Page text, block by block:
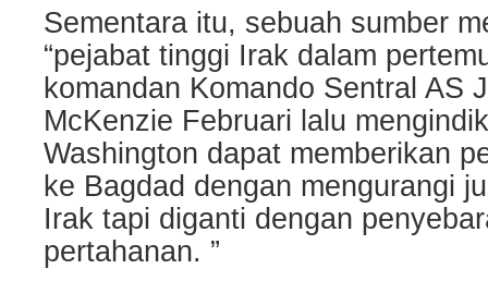
Sementara itu, sebuah sumber
“pejabat tinggi Irak dalam
komandan Komando Sentral AS
McKenzie Februari lalu
Washington dapat memberikan
ke Bagdad dengan mengurangi
Irak tapi diganti dengan
pertahanan. ”